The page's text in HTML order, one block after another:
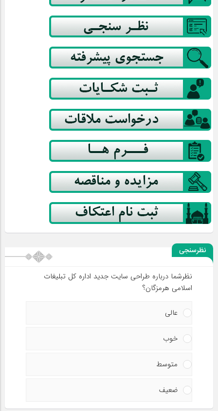
نظرسنجی
نظرشما درباره طراحی سایت جدید اداره کل تبلیغات
اسلامی هرمزگان؟
عالی
خوب
متوسط
ضعیف